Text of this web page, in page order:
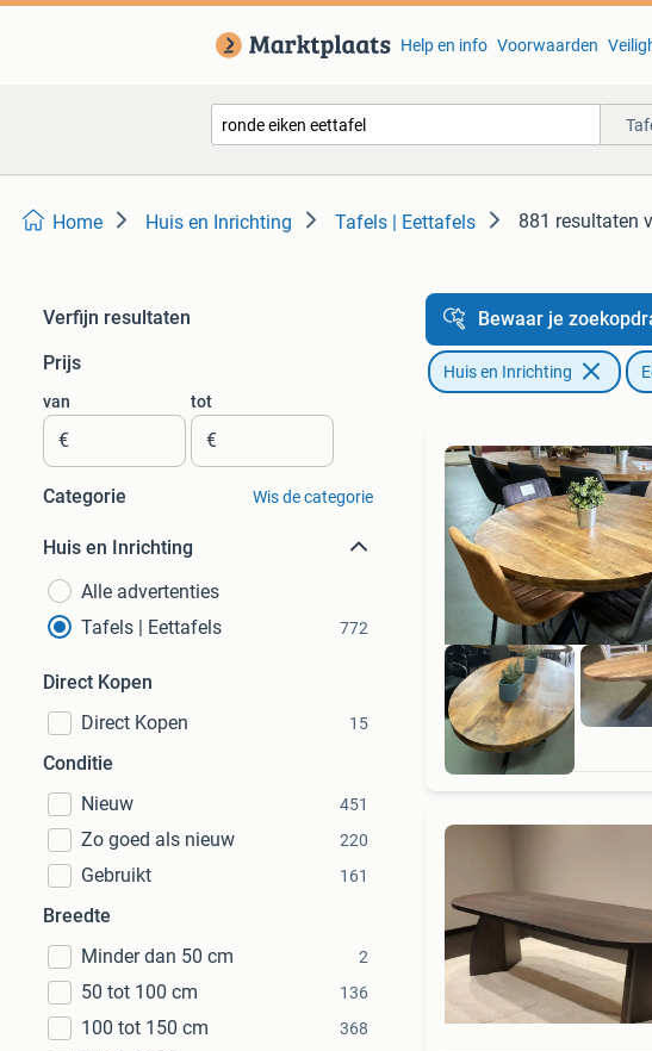
Help en info Voorwaarden
Home Huis en Inrichting Tafels | Eettafels 881 resultaten
Verfijn resultaten
Prijs
van
€
tot
€
Categorie Wis de categorie
Huis en Inrichting
Alle advertenties
Tafels | Eettafels
772
Direct Kopen
Direct Kopen
15
Conditie
Nieuw
451
Zo goed als nieuw 220
Gebruikt 161
Breedte
Minder dan 50 cm
2
50 tot 100 cm 136
100 tot 150 cm 368
Bewaar je
Huis en Inrichting